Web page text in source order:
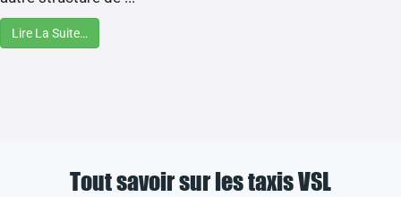
Lire La Suite…
Tout savoir sur les taxis VSL